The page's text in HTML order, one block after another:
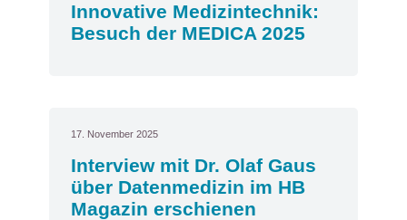
Innovative Medizintechnik:
Besuch der MEDICA 2025
17. November 2025
Interview mit Dr. Olaf Gaus
über Datenmedizin im HB
Magazin erschienen